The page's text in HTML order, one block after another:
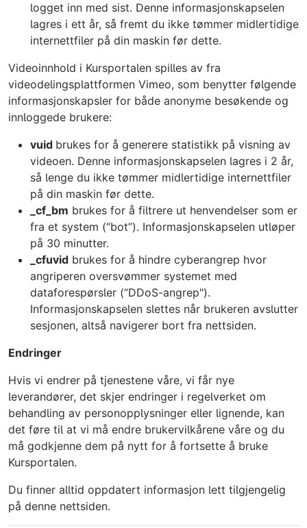
logget inn med sist. Denne informasjonskapselen
lagres i ett år, så fremt du ikke tømmer midlertidige
internettfiler på din maskin før dette.
Videoinnhold i Kursportalen spilles av fra
videodelingsplattformen Vimeo, som benytter følgende
informasjonskapsler for både anonyme besøkende og
innloggede brukere:
vuid brukes for å generere statistikk på visning av
videoen. Denne informasjonskapselen lagres i 2 år,
så lenge du ikke tømmer midlertidige internettfiler
på din maskin før dette.
_cf_bm brukes for å filtrere ut henvendelser som er
fra et system (“bot”). Informasjonskapselen utløper
på 30 minutter.
_cfuvid brukes for å hindre cyberangrep hvor
angriperen oversvømmer systemet med
dataforespørsler (“DDoS-angrep").
Informasjonskapselen slettes når brukeren avslutter
sesjonen, altså navigerer bort fra nettsiden.
Endringer
Hvis vi endrer på tjenestene våre, vi får nye
leverandører, det skjer endringer i regelverket om
behandling av personopplysninger eller lignende, kan
det føre til at vi må endre brukervilkårene våre og du
må godkjenne dem på nytt for å fortsette å bruke
Kursportalen.
Du finner alltid oppdatert informasjon lett tilgjengelig
på denne nettsiden.